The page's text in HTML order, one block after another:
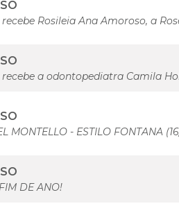
recebe Rosileia Ana Amoroso, a
recebe a odontopediatra Camila
MONTELLO - ESTILO FONTANA
DE ANO!